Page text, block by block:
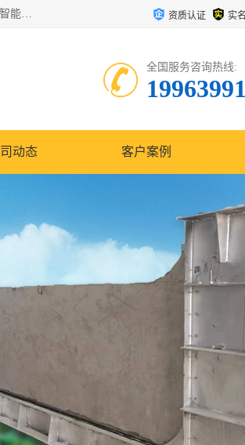
青岛铭源环保科技有限公司是一家专注于环保与智慧水务领域的先进科技企业，公司专注于云智能一体化HMPP预制泵站、智能截流井设备、调蓄池雨洪管理设备、水务循环利用、云智慧水务开发及新型环保技术研发等领域。 资质认证 实
全国服务咨询热线:
动态 客户案例